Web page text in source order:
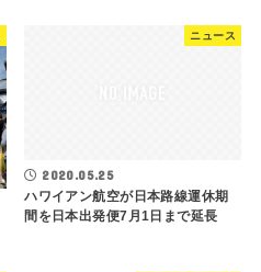
ニュース
2020.05.25
ハワイアン航空が日本路線運休期
間を日本出発便7月1日まで延長